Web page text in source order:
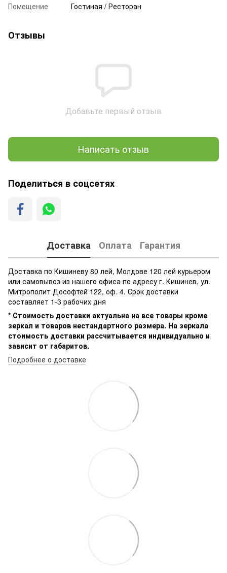
Помещение Гостиная / Ресторан
Отзывы
Добавьте первый отзыв
Написать отзыв
Поделиться в соцсетях
Доставка Оплата Гарантия
Доставка по Кишиневу 80 лей, Молдове 120 лей курьером
или самовывоз из нашего офиса по адресу г. Кишинев, ул.
Митрополит Дософтей 122, оф. 4. Срок доставки
составляет 1-3 рабочих дня
* Стоимость доставки актуальна на все товары кроме
зеркал и товаров нестандартного размера. На зеркала
стоимость доставки рассчитывается индивидуально и
зависит от габаритов.
Подробнее о доставке